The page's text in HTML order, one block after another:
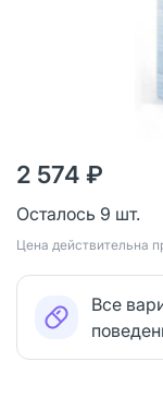
2 574 ₽
Осталось 9 шт.
Цена действительна
Все